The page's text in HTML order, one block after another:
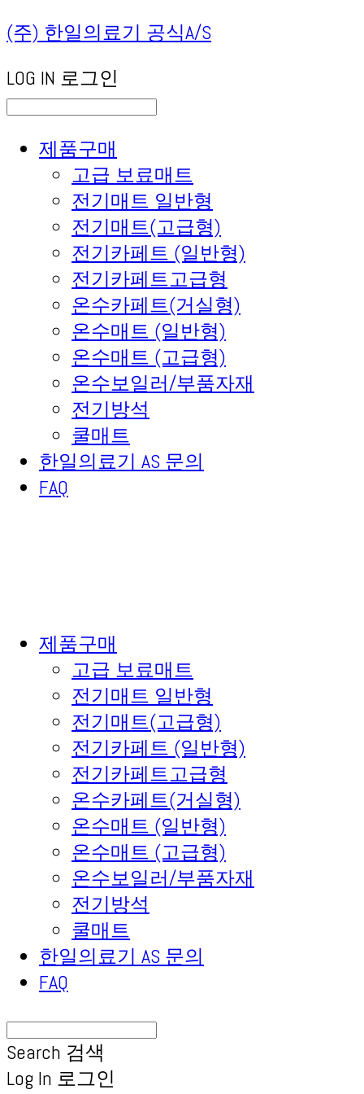
(주) 한일의료기 공식A/S
LOG IN 로그인
제품구매
고급 보료매트
전기매트 일반형
전기매트(고급형)
전기카페트 (일반형)
전기카페트고급형
온수카페트(거실형)
온수매트 (일반형)
온수매트 (고급형)
온수보일러/부품자재
전기방석
쿨매트
한일의료기 AS 문의
FAQ
제품구매
고급 보료매트
전기매트 일반형
전기매트(고급형)
전기카페트 (일반형)
전기카페트고급형
온수카페트(거실형)
온수매트 (일반형)
온수매트 (고급형)
온수보일러/부품자재
전기방석
쿨매트
한일의료기 AS 문의
FAQ
Search 검색
Log In 로그인